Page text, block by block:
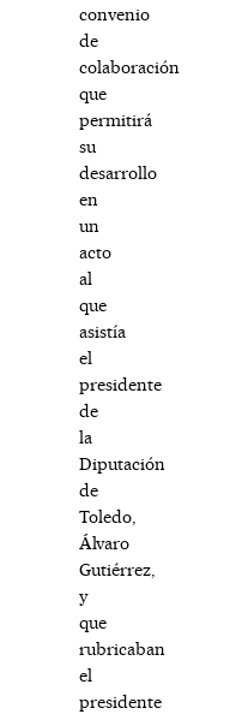
convenio
de
colaboración
que
permitirá
su
desarrollo
en
un
acto
al
que
asistía
el
presidente
de
la
Diputación
de
Toledo,
Álvaro
Gutiérrez,
y
que
rubricaban
el
presidente